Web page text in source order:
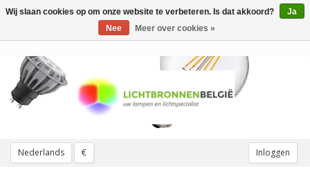
Nederlands € Inloggen
Toggle
Wij slaan cookies op om onze website te verbeteren. Is dat akkoord?
Ja
Nee
Meer over cookies »